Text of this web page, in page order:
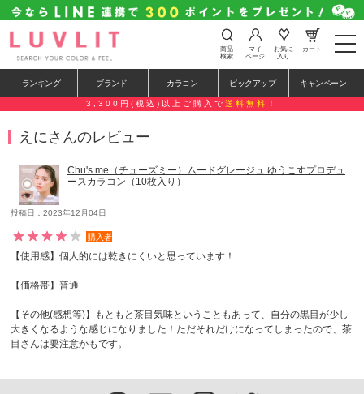
t
o
e
n
a
商品
検索
マイ
ページ
お気に
入り
カート
ランキング ブランド カラコン ピックアップ キャンペーン
3,300円(税込)以上ご購入で 送料無料！
えにさんのレビュー
Chu's me（チューズミー）ムードグレージュ ゆうこすプロデュ
ースカラコン（10枚入り）
投稿日：2023年12月04日
購入者
【使用感】個人的には乾きにくいと思っています！
【価格帯】普通
【その他(感想等)】もともと茶目気味ということもあって、自分の黒目が少し
大きくなるような感じになりました！ただそれだけになってしまったので、茶
目さんは要注意かもです。